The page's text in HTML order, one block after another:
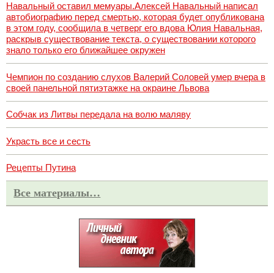
Навальный оставил мемуары.Алексей Навальный написал
автобиографию перед смертью, которая будет опубликована
в этом году, сообщила в четверг его вдова Юлия Навальная,
раскрыв существование текста, о существовании которого
знало только его ближайшее окружен
Чемпион по созданию слухов Валерий Соловей умер вчера в
своей панельной пятиэтажке на окраине Львова
Собчак из Литвы передала на волю маляву
Украсть все и сесть
Рецепты Путина
Все материалы…